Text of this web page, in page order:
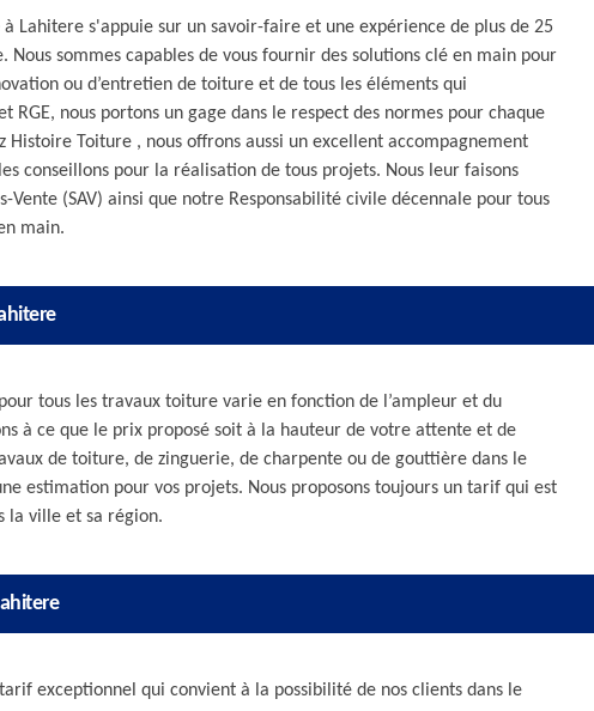
Lahitere s'appuie sur un savoir-faire et une expérience de plus de 25
Nous sommes capables de vous fournir des solutions clé en main pour
ou d’entretien de toiture et de tous les éléments qui
RGE, nous portons un gage dans le respect des normes pour chaque
Histoire Toiture , nous offrons aussi un excellent accompagnement
conseillons pour la réalisation de tous projets. Nous leur faisons
Vente (SAV) ainsi que notre Responsabilité civile décennale pour tous
main.
tous les travaux toiture varie en fonction de l’ampleur et du
à ce que le prix proposé soit à la hauteur de votre attente et de
de toiture, de zinguerie, de charpente ou de gouttière dans le
estimation pour vos projets. Nous proposons toujours un tarif qui est
la ville et sa région.
exceptionnel qui convient à la possibilité de nos clients dans le